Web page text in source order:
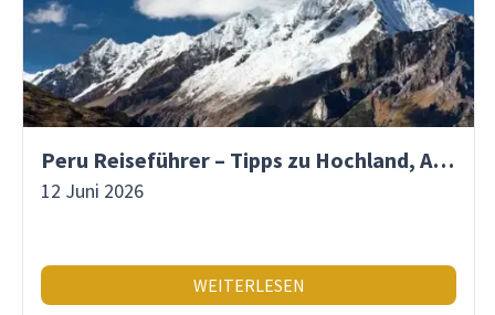
Peru Reiseführer – Tipps zu Hochland, Amazonas & Inka-Erbe
12 Juni 2026
WEITERLESEN